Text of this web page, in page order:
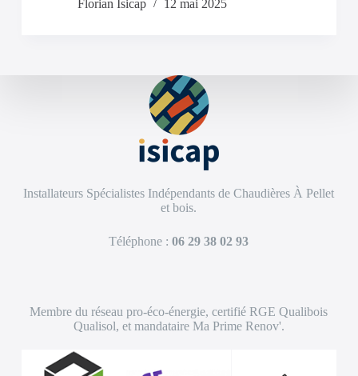
Florian Isicap
12 mai 2025
Installateurs Spécialistes Indépendants de Chaudières À Pellet
et bois.
Téléphone : 06 29 38 02 93
Membre du réseau pro-éco-énergie, certifié RGE Qualibois
Qualisol, et mandataire Ma Prime Renov'.